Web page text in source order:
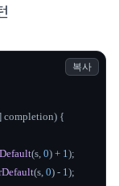
completion) {
(s, 0) + 1 );
(s, 0) - 1 );
복사